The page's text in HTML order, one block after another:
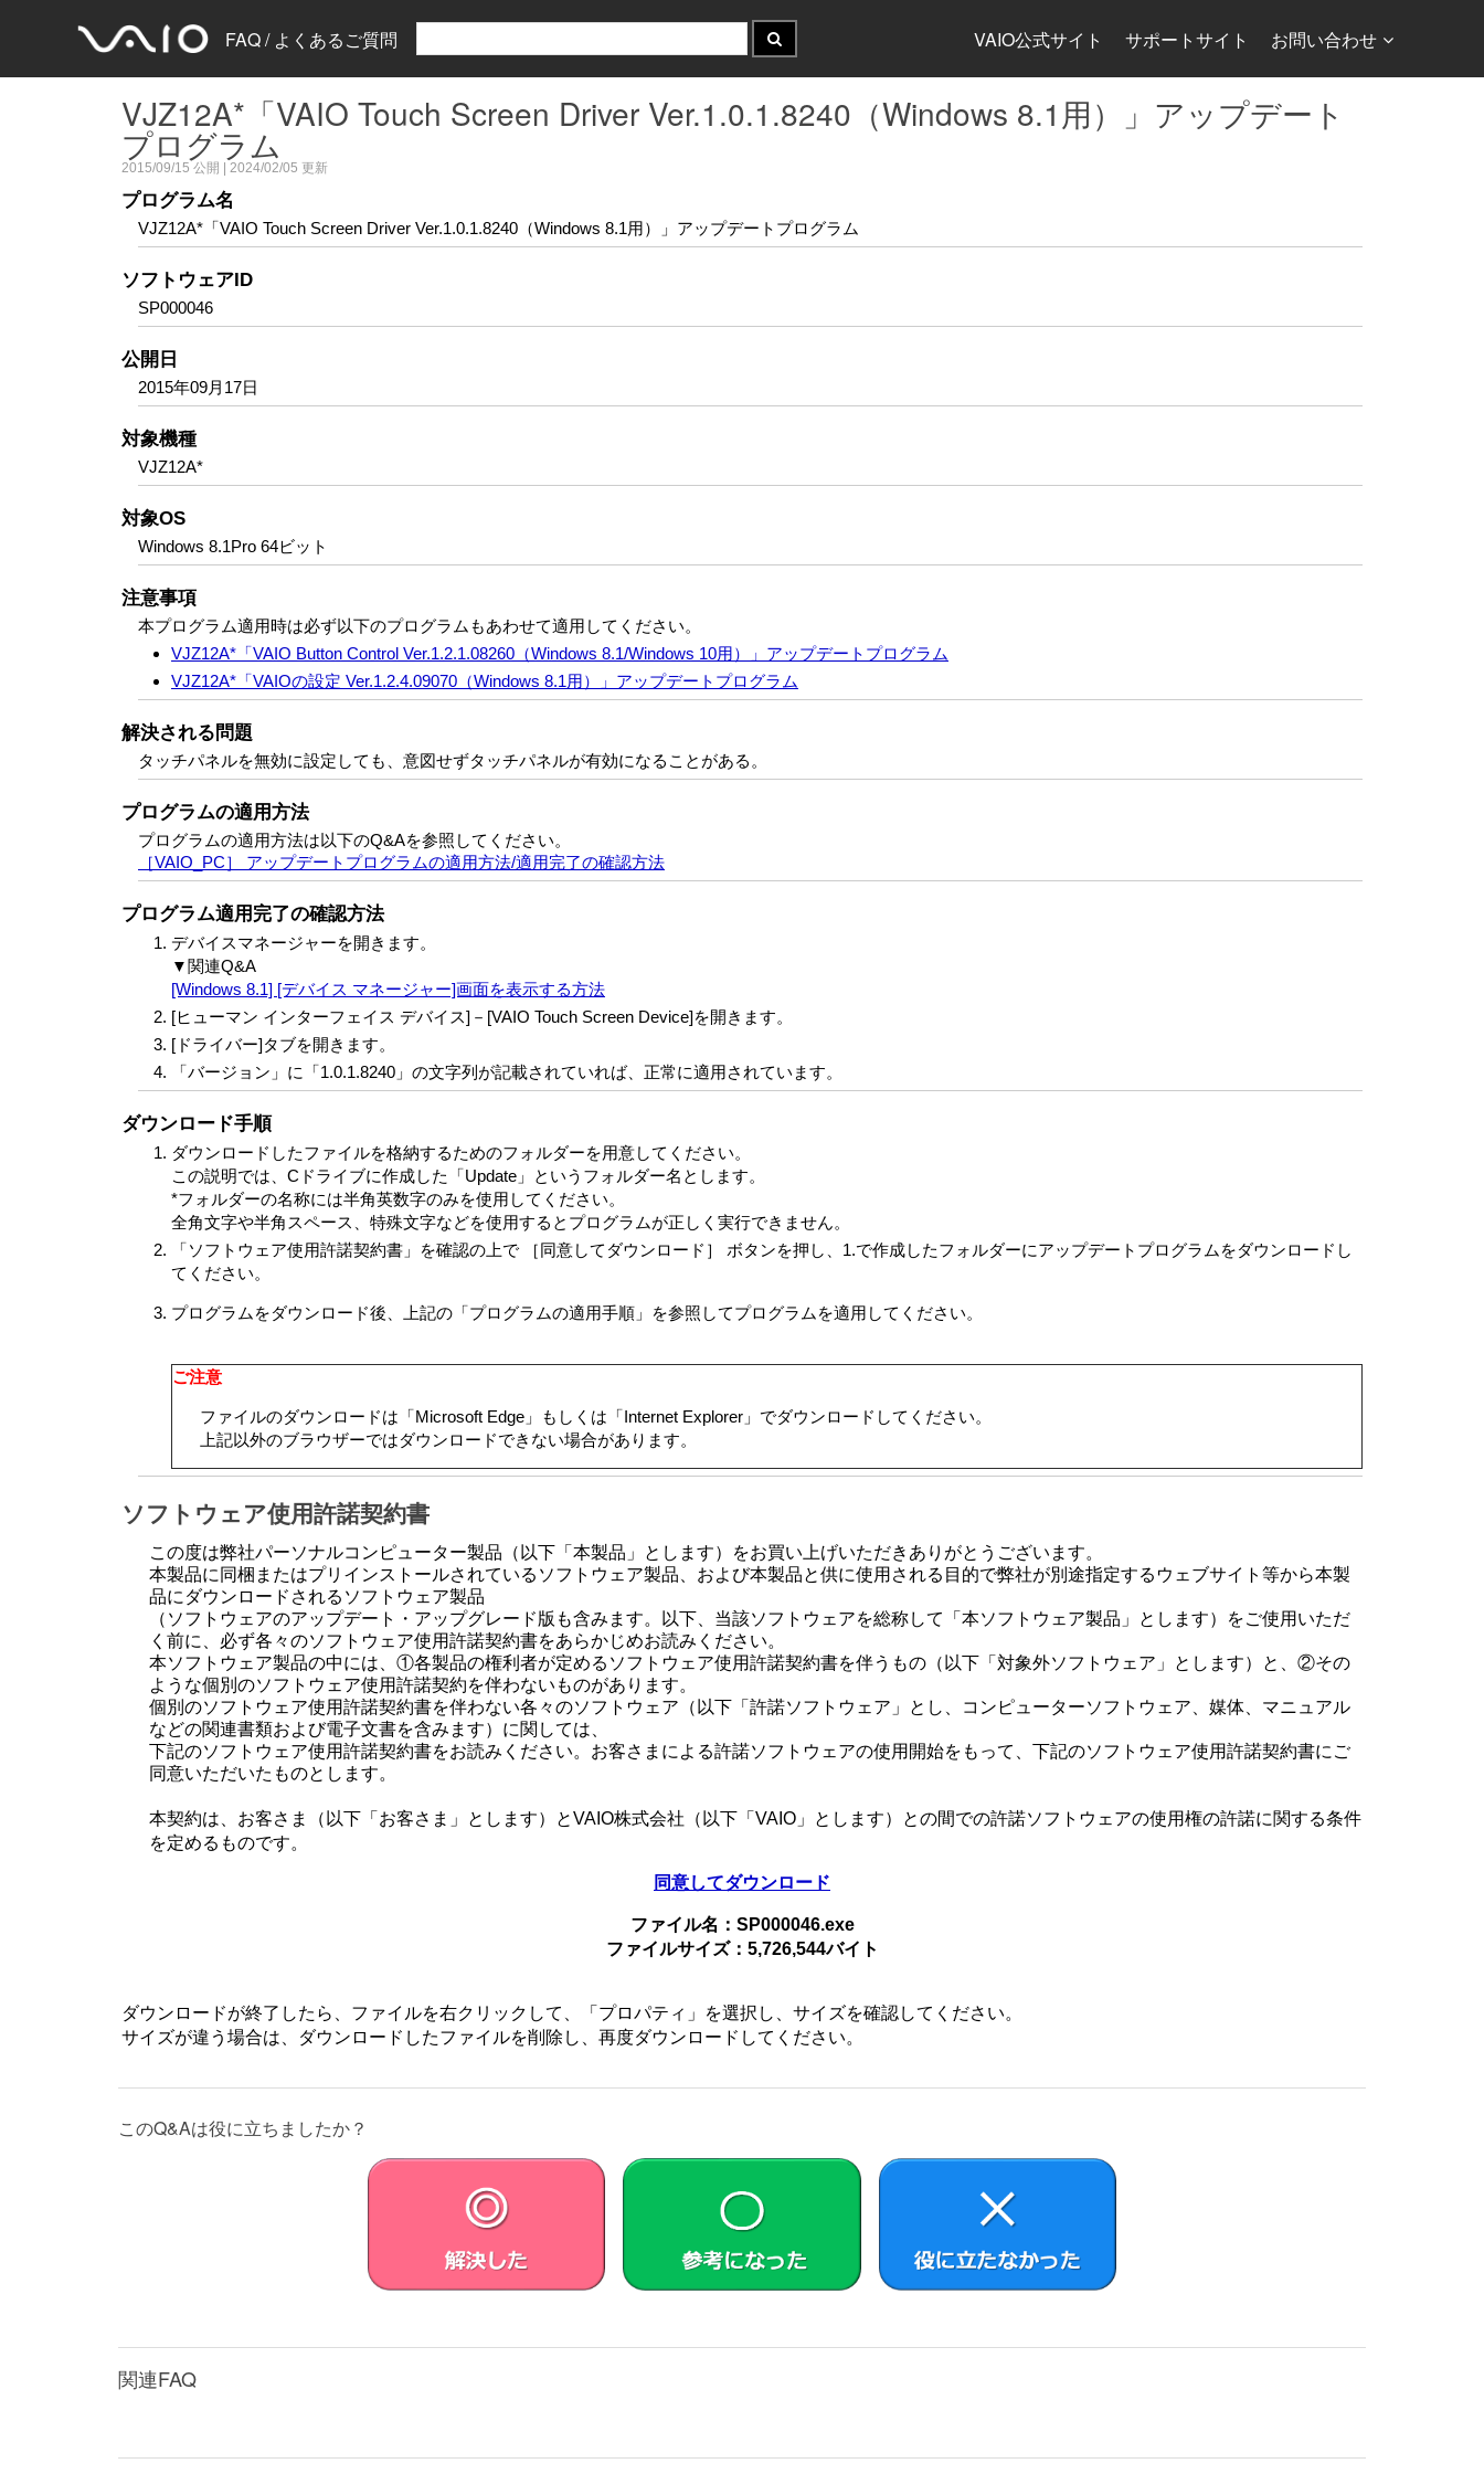
FAQ / よくあるご質問 VAIO公式サイト サポートサイト お問い合わせ
VJZ12A*「VAIO Touch Screen Driver Ver.1.0.1.8240（Windows 8.1用）」アップデート
プログラム
2015/09/15 公開 | 2024/02/05 更新
プログラム名
VJZ12A*「VAIO Touch Screen Driver Ver.1.0.1.8240（Windows 8.1用）」アップデートプログラム
ソフトウェアID
SP000046
公開日
2015年09月17日
対象機種
VJZ12A*
対象OS
Windows 8.1Pro 64ビット
注意事項
本プログラム適用時は必ず以下のプログラムもあわせて適用してください。
VJZ12A*「VAIO Button Control Ver.1.2.1.08260（Windows 8.1/Windows 10用）」アップデートプログラム
VJZ12A*「VAIOの設定 Ver.1.2.4.09070（Windows 8.1用）」アップデートプログラム
解決される問題
タッチパネルを無効に設定しても、意図せずタッチパネルが有効になることがある。
プログラムの適用方法
プログラムの適用方法は以下のQ&Aを参照してください。
［VAIO_PC］ アップデートプログラムの適用方法/適用完了の確認方法
プログラム適用完了の確認方法
デバイスマネージャーを開きます。
▼関連Q&A
[Windows 8.1] [デバイス マネージャー]画面を表示する方法
[ヒューマン インターフェイス デバイス]－[VAIO Touch Screen Device]を開きます。
[ドライバー]タブを開きます。
「バージョン」に「1.0.1.8240」の文字列が記載されていれば、正常に適用されています。
ダウンロード手順
ダウンロードしたファイルを格納するためのフォルダーを用意してください。
この説明では、Cドライブに作成した「Update」というフォルダー名とします。
*フォルダーの名称には半角英数字のみを使用してください。
全角文字や半角スペース、特殊文字などを使用するとプログラムが正しく実行できません。
「ソフトウェア使用許諾契約書」を確認の上で ［同意してダウンロード］ ボタンを押し、1.で作成したフォルダーにアップデートプログラムをダウンロードし
てください。
プログラムをダウンロード後、上記の「プログラムの適用手順」を参照してプログラムを適用してください。
ご注意
ファイルのダウンロードは「Microsoft Edge」もしくは「Internet Explorer」でダウンロードしてください。
上記以外のブラウザーではダウンロードできない場合があります。
ソフトウェア使用許諾契約書
この度は弊社パーソナルコンピューター製品（以下「本製品」とします）をお買い上げいただきありがとうございます。
本製品に同梱またはプリインストールされているソフトウェア製品、および本製品と供に使用される目的で弊社が別途指定するウェブサイト等から本製
品にダウンロードされるソフトウェア製品
（ソフトウェアのアップデート・アップグレード版も含みます。以下、当該ソフトウェアを総称して「本ソフトウェア製品」とします）をご使用いただ
く前に、必ず各々のソフトウェア使用許諾契約書をあらかじめお読みください。
本ソフトウェア製品の中には、①各製品の権利者が定めるソフトウェア使用許諾契約書を伴うもの（以下「対象外ソフトウェア」とします）と、②その
ような個別のソフトウェア使用許諾契約を伴わないものがあります。
個別のソフトウェア使用許諾契約書を伴わない各々のソフトウェア（以下「許諾ソフトウェア」とし、コンピューターソフトウェア、媒体、マニュアル
などの関連書類および電子文書を含みます）に関しては、
下記のソフトウェア使用許諾契約書をお読みください。お客さまによる許諾ソフトウェアの使用開始をもって、下記のソフトウェア使用許諾契約書にご
同意いただいたものとします。
本契約は、お客さま（以下「お客さま」とします）とVAIO株式会社（以下「VAIO」とします）との間での許諾ソフトウェアの使用権の許諾に関する条件
を定めるものです。
されています。許諾ソフトウェアは、本契約の条件に従いVAIOからお客さまに対して使用許諾されるもので、許諾ソフトウェアの著作権等の知的財産権
VAIOは、許諾ソフトウェアの非独占的な使用権をお客さまに許諾します。
本契約によって生ずる許諾ソフトウェアの使用権とは、本製品においてのみ、お客さまが許諾ソフトウェア1部を使用する権利をいいます。
システムリカバリーメディア（以下併せてリカバリーメディアとします）は、本製品に同梱されお客さまがインストールした、または本製品にプリ
インストールされていた許諾ソフトウェアが何らかの理由で使用不能となった場合に、本製品から当該許諾ソフトウェアを削除のうえ、許諾ソフト
ウェアを本製品に再インストールするためにのみ使用することができるものとします。
対象外ソフトウェアには、①ソースコードの形式でまたは無償で公に入手可能なソフトウェアを含むものまたはその派生物であり、かつ②本契約の
規定と異なる定めの適用を受けるソフトウェア（対象となるソフトウェアおよびその派生物をソースコードの形式で開示または頒布する義務、対象
となるソフトウェアを任意の第三者に対して自由に使用許諾させる義務等を含むがこれに限られない。また、これにはGNU General Public License
い。
同意してダウンロード
ファイル名：SP000046.exe
ファイルサイズ：5,726,544バイト
ダウンロードが終了したら、ファイルを右クリックして、「プロパティ」を選択し、サイズを確認してください。
サイズが違う場合は、ダウンロードしたファイルを削除し、再度ダウンロードしてください。
このQ&Aは役に立ちましたか？
関連FAQ